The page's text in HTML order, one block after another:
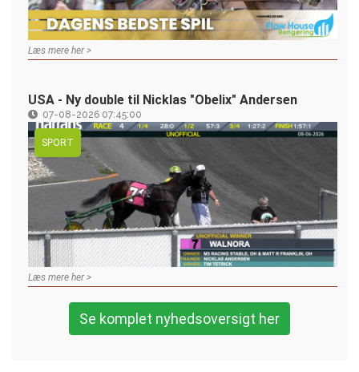
Læs mere her >
USA - Ny double til Nicklas "Obelix" Andersen
07-08-2026 07:45:00
SPORT
Læs mere her >
Se komplet nyhedsoversigt her